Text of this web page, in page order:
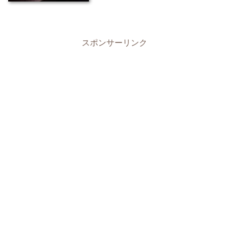
スポンサーリンク